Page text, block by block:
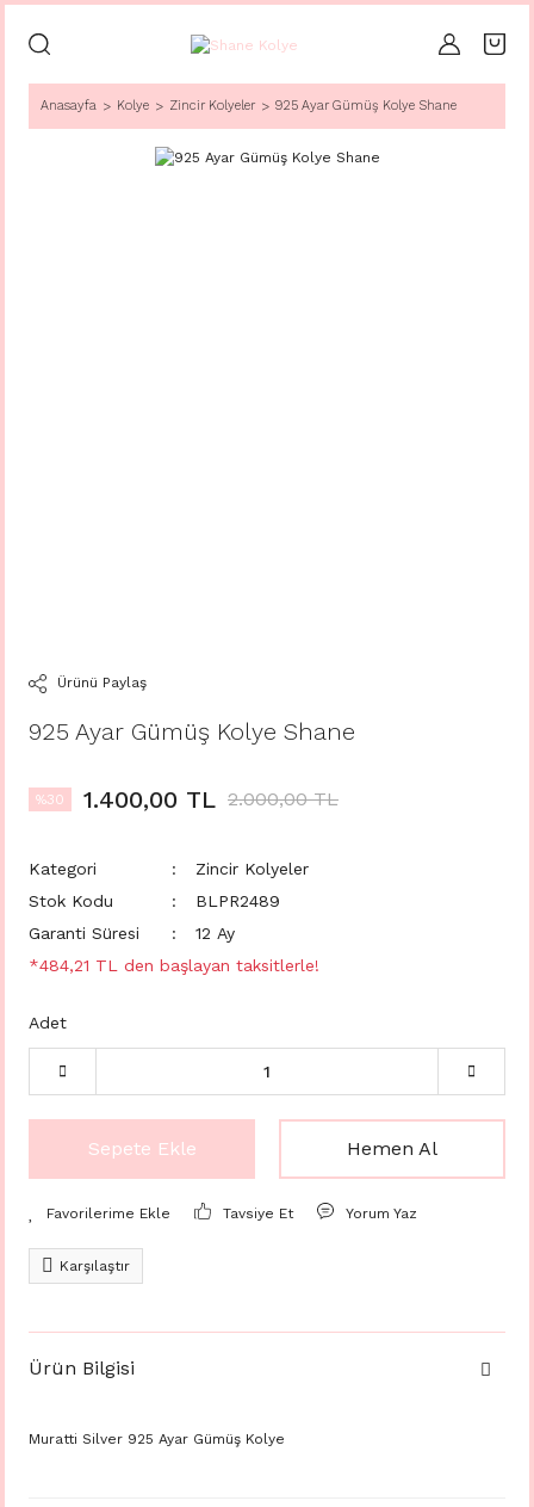
Anasayfa Kolye Zincir Kolyeler 925 Ayar Gümüş Kolye Shane
Ürünü Paylaş
925 Ayar Gümüş Kolye Shane
%30 1.400,00 TL 2.000,00 TL
Kategori
Zincir Kolyeler
Stok Kodu
BLPR2489
Garanti Süresi
12 Ay
*484,21 TL den başlayan taksitlerle!
Adet
Sepete Ekle Hemen Al
Tavsiye Et Yorum Yaz
Karşılaştır
Ürün Bilgisi
Muratti Silver 925 Ayar Gümüş Kolye